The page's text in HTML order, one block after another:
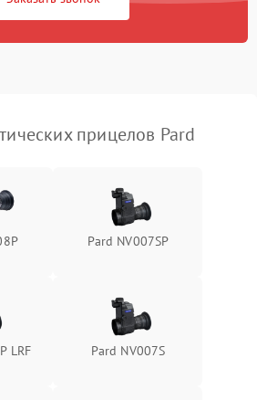
прицелов Pard
Pard NV007SP
LRF Pard NV007S